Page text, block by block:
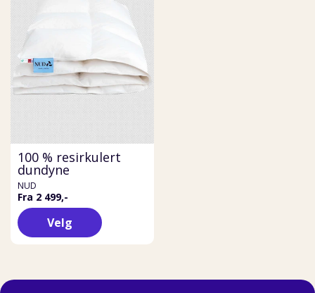
100 % resirkulert
dundyne
NUD
Fra 2 499,-
Velg